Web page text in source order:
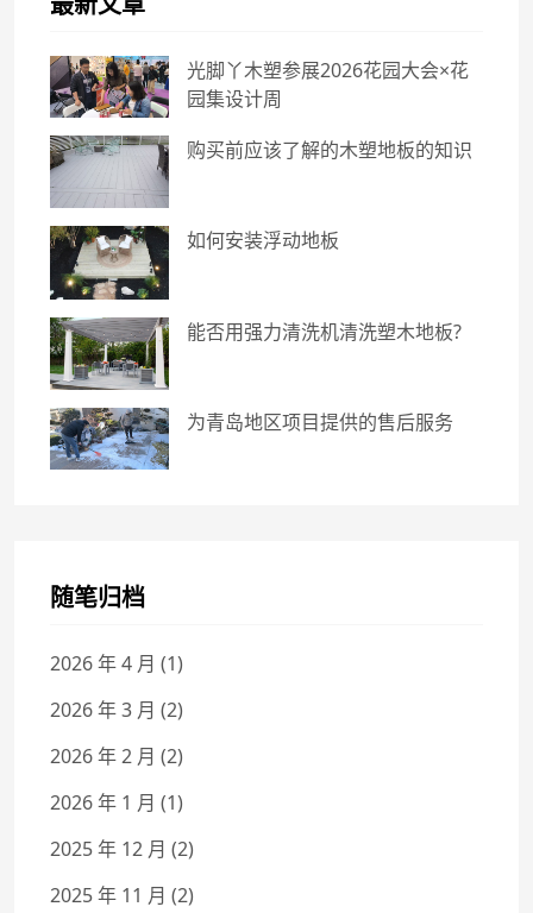
光脚丫木塑参展2026花园大会×花
园集设计周
购买前应该了解的木塑地板的知识
如何安装浮动地板
能否用强力清洗机清洗塑木地板?
为青岛地区项目提供的售后服务
随笔归档
2026 年 4 月 (1)
2026 年 3 月 (2)
2026 年 2 月 (2)
2026 年 1 月 (1)
2025 年 12 月 (2)
2025 年 11 月 (2)